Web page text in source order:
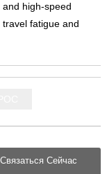
high-speed
fatigue and
Связаться Сейчас